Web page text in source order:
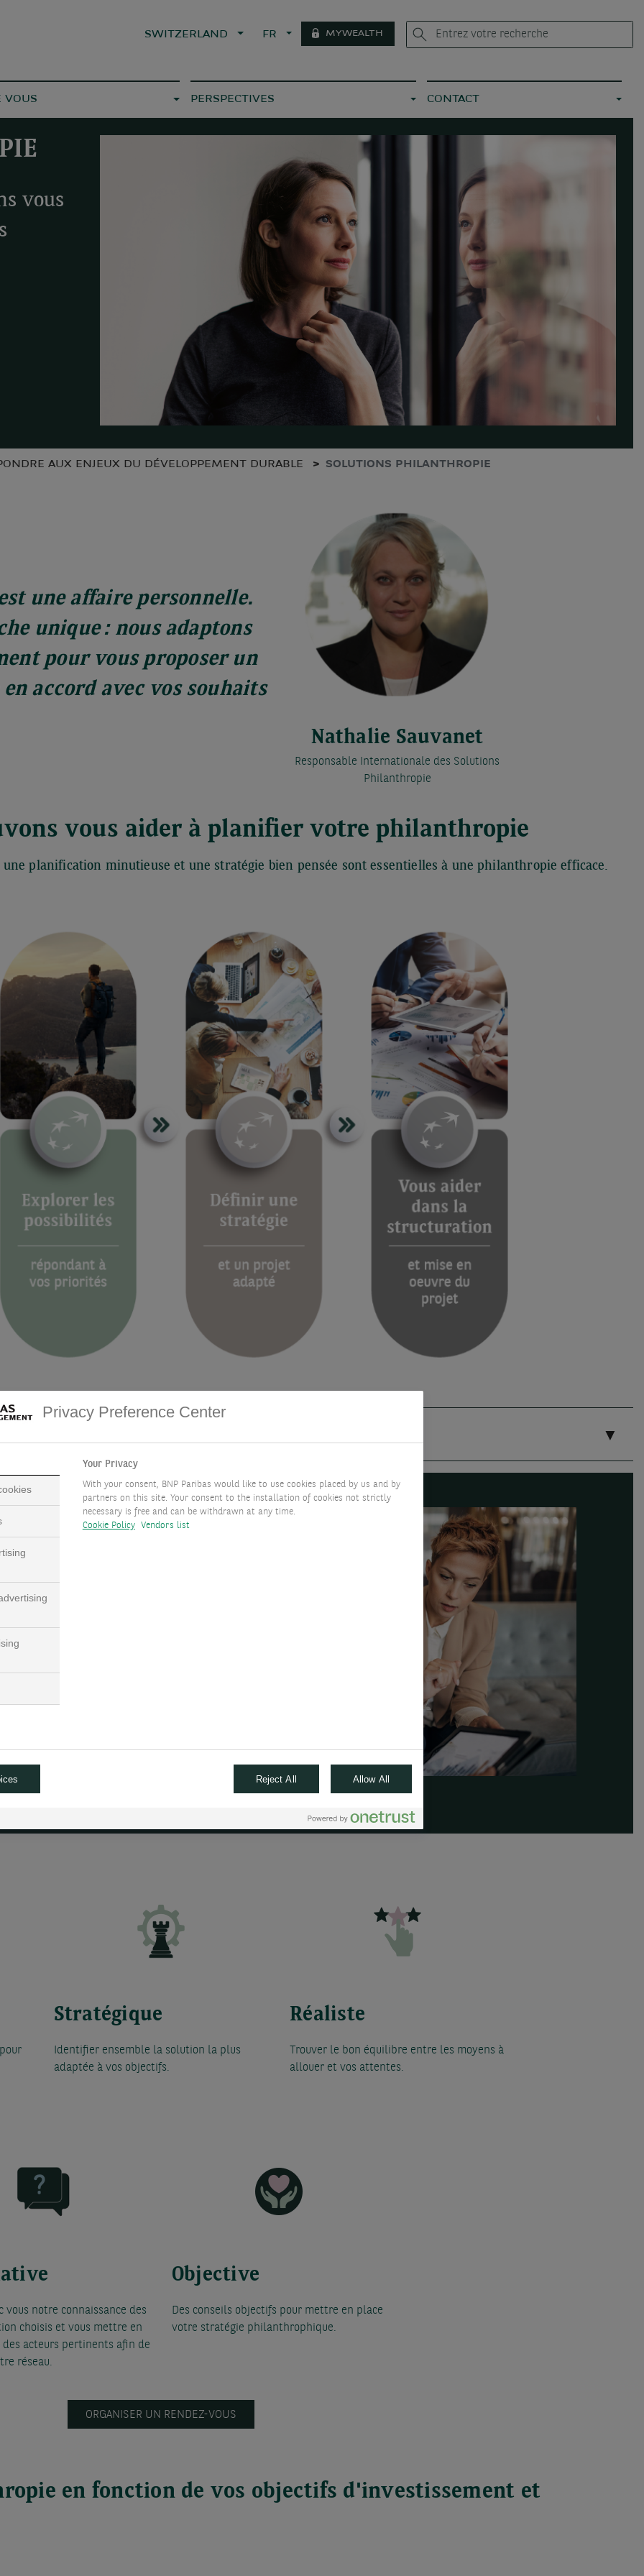
SWITZERLAND FR MYWEALTH
VOUS PERSPECTIVES CONTACT
vous
AUX ENJEUX DU DÉVELOPPEMENT DURABLE SOLUTIONS PHILANTHROPIE
une affaire personnelle.
unique : nous adaptons
pour vous proposer un
accord avec vos souhaits
Nathalie Sauvanet
Responsable Internationale des Solutions
Philanthropie
vous aider à planifier votre philanthropie
planification minutieuse et une stratégie bien pensée sont essentielles à une philanthropie efficace.
sur-mesure :
dédié vous proposent
parcours philanthropique.
et les motivations variées,
que votre générosité ait
tiennent à cœur.
du temps, s'impliquer
de manière efficace.
solutions concrètes en ce
Stratégique
Identifier ensemble la solution la plus
adaptée à vos objectifs.
Réaliste
Trouver le bon équilibre entre les moyens à
allouer et vos attentes.
vous notre connaissance des
choisis et vous mettre en
acteurs pertinents afin de
réseau.
Objective
Des conseils objectifs pour mettre en place
votre stratégie philanthrophique.
ORGANISER UN RENDEZ-VOUS
en fonction de vos objectifs d'investissement et
Privacy Preference Center
Your Privacy
With your consent, BNP Paribas would like to use cookies placed by us and by
partners on this site. Your consent to the installation of cookies not strictly
necessary is free and can be withdrawn at any time.
Cookie Policy
Vendors list
Reject All Allow All